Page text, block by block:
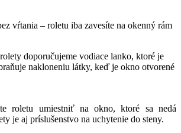
vŕtania – roletu iba zavesíte na okenný rám
doporučujeme vodiace lanko, ktoré je
nakloneniu látky, keď je okno otvorené
roletu umiestniť na okno, ktoré sa nedá
je aj príslušenstvo na uchytenie do steny.